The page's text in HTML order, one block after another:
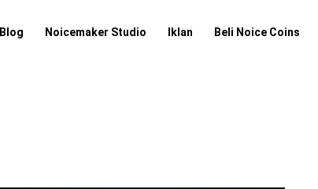
Blog Noicemaker Studio Iklan Beli Noice Coins